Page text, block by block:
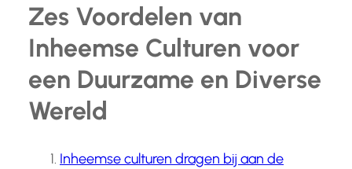
Zes Voordelen van
Inheemse Culturen voor
een Duurzame en Diverse
Wereld
Inheemse culturen dragen bij aan de